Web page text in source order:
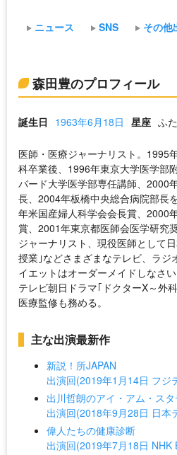
ニュース SNS その他
森田豊のプロフィール
誕生日 1963年6月18日 星座 ふ
医師・医療ジャーナリスト。1995
科卒業後、1996年東京大学医学部
バード大学医学部専任講師、2000
長、2004年板橋中央総合病院部長
年米国産婦人科学会会長賞、2000
賞、2001年東京都医師会医学研究
ジャーナリスト、現役医師として
授業｣などさまざまなテレビ、ラジ
イエットはオーダーメイドしなさ
テレビ朝日ドラマ｢ドクターX～外
医療監修も務める。
主な出演最新作
新説！所JAPAN
出演回(2019年1月14日 フジ
出川哲朗のアイ・アム・ス
出演回(2018年9月28日 日本
偉人たちの健康診断
出演回(2019年7月18日 NHK